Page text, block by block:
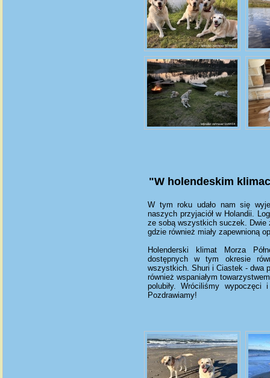
"W holendeskim
W tym roku udało nam się
naszych przyjaciół w Holandii.
ze sobą wszystkich suczek. Dwie
gdzie również miały zapewnioną
Holenderski klimat Morza
dostępnych w tym okresie
wszystkich. Shuri i Ciastek - dwa
również wspaniałym
polubiły. Wróciliśmy
Pozdrawiamy!